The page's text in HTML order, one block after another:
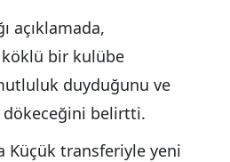
açıklamada,
bir kulübe
duyduğunu ve
belirtti.
Küçük transferiyle yeni